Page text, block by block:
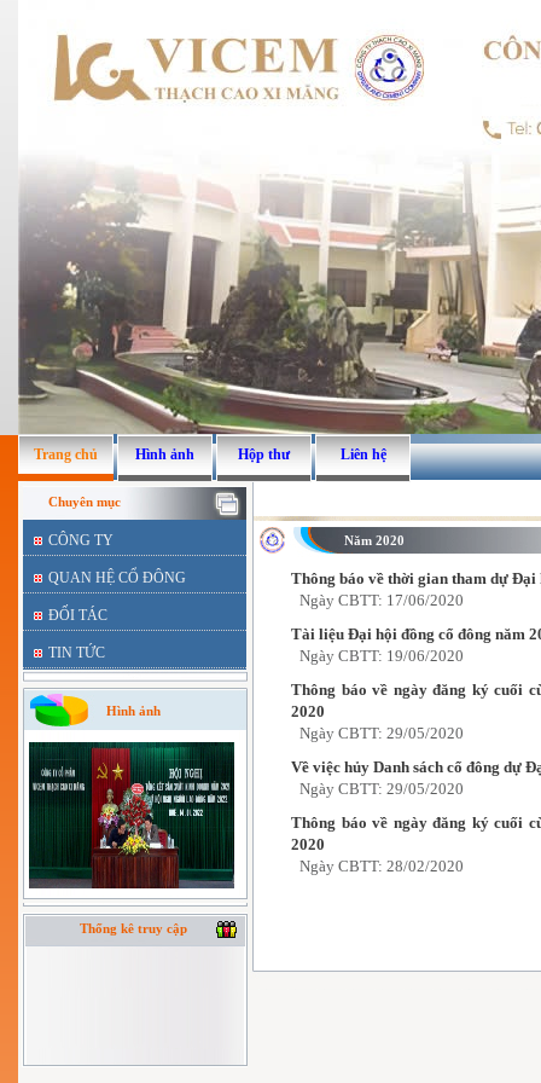
Trang chủ Hình ảnh Hộp thư Liên hệ
Chuyên mục
CÔNG TY
QUAN HỆ CỔ ĐÔNG
ĐỐI TÁC
TIN TỨC
Hình ảnh
Thống kê truy cập
Năm 2020
Thông báo về thời gian tham dự Đại
Ngày CBTT: 17/06/2020
Tài liệu Đại hội đồng cổ đông năm
Ngày CBTT: 19/06/2020
Thông báo về ngày đăng ký cuối
2020
Ngày CBTT: 29/05/2020
Về việc hủy Danh sách cổ đông dự
Ngày CBTT: 29/05/2020
Thông báo về ngày đăng ký cuối
2020
Ngày CBTT: 28/02/2020